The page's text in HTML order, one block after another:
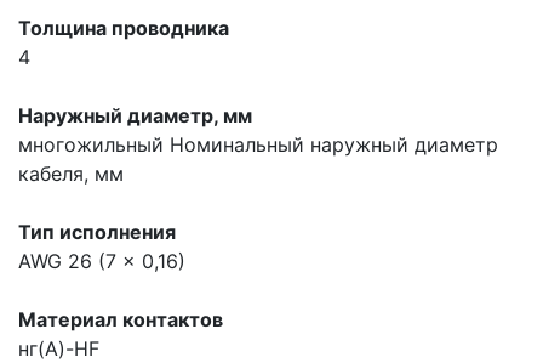
Толщина проводника
4
Наружный диаметр, мм
многожильный Номинальный наружный диаметр
кабеля, мм
Тип исполнения
AWG 26 (7 x 0,16)
Материал контактов
нг(A)-HF